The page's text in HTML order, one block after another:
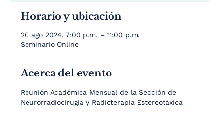
Horario y ubicación
20 ago 2024, 7:00 p.m. – 11:00 p.m.
Seminario Online
Acerca del evento
Reunión Académica Mensual de la Sección de
Neurorradiocirugía y Radioterapia Estereotáxica